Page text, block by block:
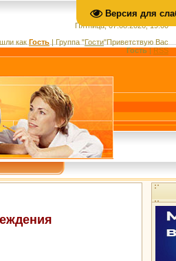
Версия для
Пятница, 07.08.2026, 19:00
как Гость | Группа "Гости"Приветствую Вас
Гость|RSS